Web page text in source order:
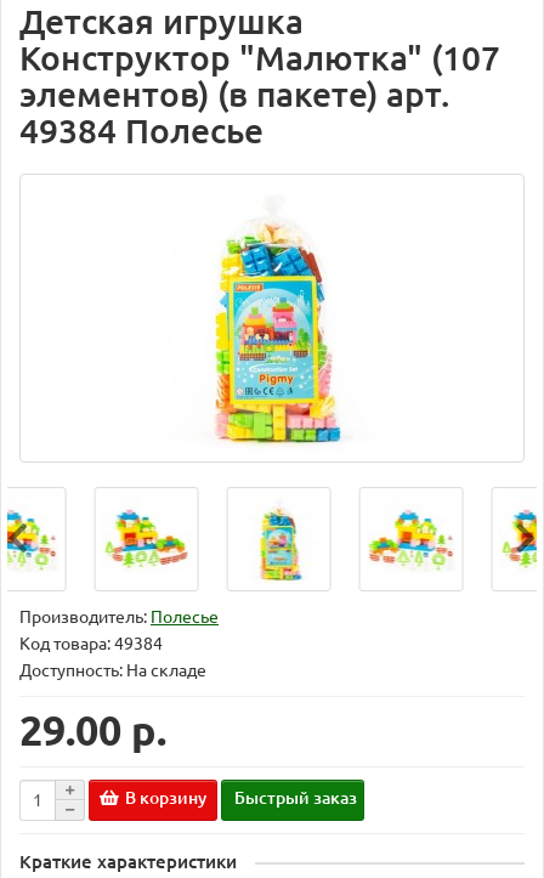
Детская игрушка
Конструктор "Малютка" (107
элементов) (в пакете) арт.
49384 Полесье
Производитель: Полесье
Код товара:49384
Доступность: На складе
29.00 р.
В корзину Быстрый заказ
Краткие характеристики